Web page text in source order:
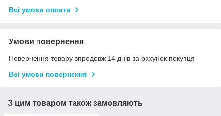
Всі умови оплати
Умови повернення
Повернення товару впродовж 14 днів за рахунок покупця
Всі умови повернення
З цим товаром також замовляють